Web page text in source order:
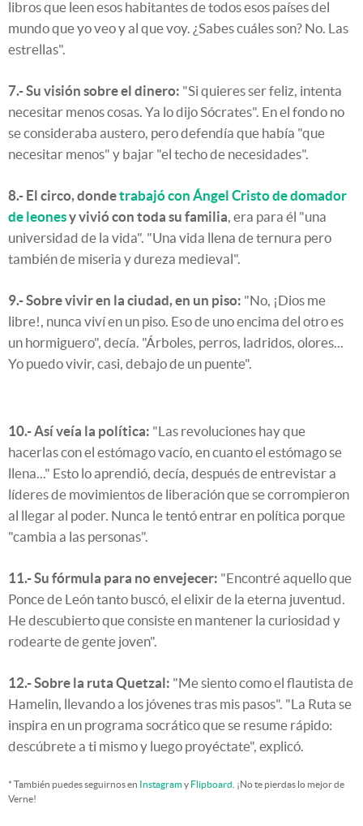
libros que leen esos habitantes de todos esos países del
mundo que yo veo y al que voy. ¿Sabes cuáles son? No. Las
estrellas".
7.- Su visión sobre el dinero: "Si quieres ser feliz, intenta
necesitar menos cosas. Ya lo dijo Sócrates". En el fondo no
se consideraba austero, pero defendía que había "que
necesitar menos" y bajar "el techo de necesidades".
8.- El circo, dondetrabajó con Ángel Cristo de domador
de leonesy vivió con toda su familia, era para él "una
universidad de la vida". "Una vida llena de ternura pero
también de miseria y dureza medieval".
9.- Sobre vivir en la ciudad, en un piso: "No, ¡Dios me
libre!, nunca viví en un piso. Eso de uno encima del otro es
un hormiguero", decía. "Árboles, perros, ladridos, olores...
Yo puedo vivir, casi, debajo de un puente".
10.- Así veía la política: "Las revoluciones hay que
hacerlas con el estómago vacío, en cuanto el estómago se
llena..." Esto lo aprendió, decía, después de entrevistar a
líderes de movimientos de liberación que se corrompieron
al llegar al poder. Nunca le tentó entrar en política porque
"cambia a las personas".
11.- Su fórmula para no envejecer: "Encontré aquello que
Ponce de León tanto buscó, el elixir de la eterna juventud.
He descubierto que consiste en mantener la curiosidad y
rodearte de gente joven".
12.- Sobre la ruta Quetzal: "Me siento como el flautista de
Hamelin, llevando a los jóvenes tras mis pasos". "La Ruta se
inspira en un programa socrático que se resume rápido:
descúbrete a ti mismo y luego proyéctate", explicó.
* También puedes seguirnos en Instagramy Flipboard . ¡No te pierdas lo mejor de
Verne!